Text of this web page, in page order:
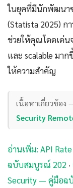
ในยุคที่มีนักพัฒนา
(Statista 2025) ก
ช่วยให้คุณโดดเด่น
และ scalable มา
ให้ความสำคัญ
เนื้อหาเกี่ยวข้อง
Security
อ่านเพิ่ม: API
ฉบับสมบูรณ์ 202 ·
Security — คู่มือฉ